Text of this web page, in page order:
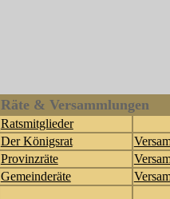
Räte & Versammlungen
Ratsmitglieder
Der Königsrat
Provinzräte
Gemeinderäte